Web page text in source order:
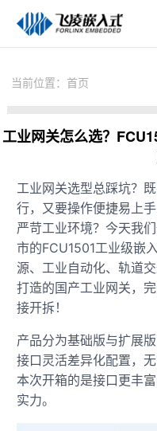
技术与支持
方案定制
关于飞凌
天猫商城
淘宝商城
新闻中心
技术论坛
当前位置： 首页
工业网关怎么选？
工业网关选型总踩坑？
行，又要操作便捷易上
严苛工业环境？今天我
市的FCU1501工业级嵌
源、工业自动化、 轨道
打造的国产工业网关，
接开拆！
产品分为基础版与扩展
接口灵活差异化配置，
本次开箱的是接口更丰
实力。